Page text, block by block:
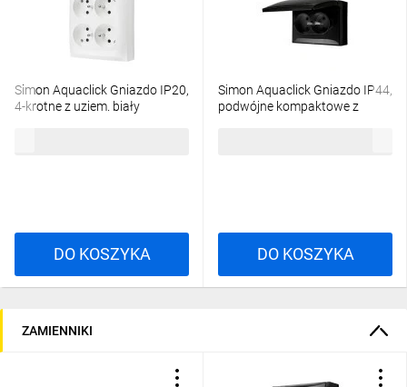
Simon Aquaclick Gniazdo IP20,
4-krotne z uziem. biały
DO KOSZYKA
Simon Aquaclick Gniazdo IP44,
podwójne kompaktowe z
DO KOSZYKA
ZAMIENNIKI